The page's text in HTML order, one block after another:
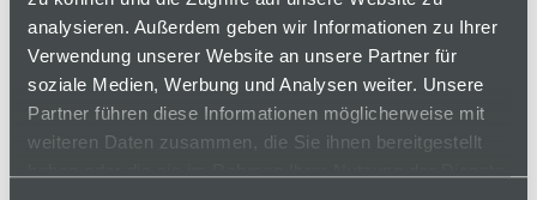
analysieren. Außerdem geben wir Informationen zu Ihrer
Verwendung unserer Website an unsere Partner für
soziale Medien, Werbung und Analysen weiter. Unsere
Partner führen diese Informationen möglicherweise mit
weiteren Daten zusammen, die Sie ihnen bereitgestellt
Mindestbestellmenge: 1
In den Warenkorb